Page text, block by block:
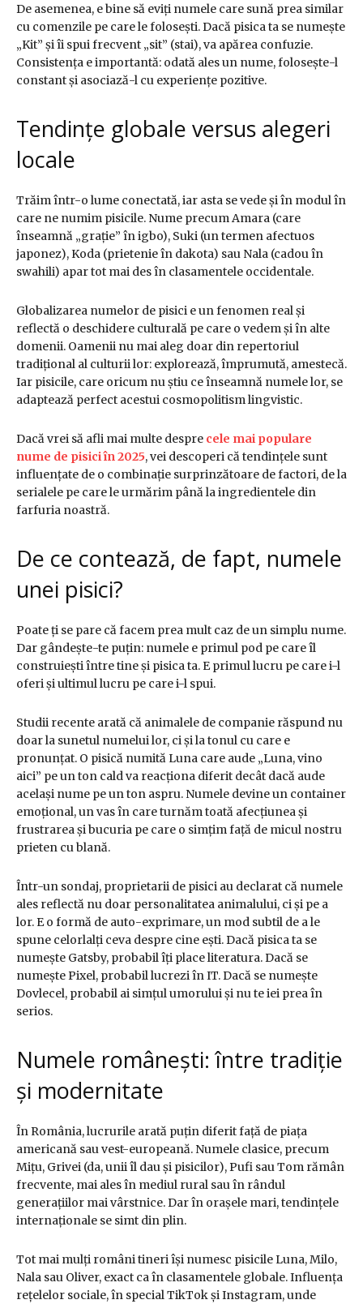
De asemenea, e bine să eviți numele care sună prea similar
cu comenzile pe care le folosești. Dacă pisica ta se numește
„Kit” și îi spui frecvent „sit” (stai), va apărea confuzie.
Consistența e importantă: odată ales un nume, folosește-l
constant și asociază-l cu experiențe pozitive.
Tendințe globale versus alegeri
locale
Trăim într-o lume conectată, iar asta se vede și în modul în
care ne numim pisicile. Nume precum Amara (care
înseamnă „grație” în igbo), Suki (un termen afectuos
japonez), Koda (prietenie în dakota) sau Nala (cadou în
swahili) apar tot mai des în clasamentele occidentale.
Globalizarea numelor de pisici e un fenomen real și
reflectă o deschidere culturală pe care o vedem și în alte
domenii. Oamenii nu mai aleg doar din repertoriul
tradițional al culturii lor: explorează, împrumută, amestecă.
Iar pisicile, care oricum nu știu ce înseamnă numele lor, se
adaptează perfect acestui cosmopolitism lingvistic.
Dacă vrei să afli mai multe despre cele mai populare
nume de pisici în 2025, vei descoperi că tendințele sunt
influențate de o combinație surprinzătoare de factori, de la
serialele pe care le urmărim până la ingredientele din
farfuria noastră.
De ce contează, de fapt, numele
unei pisici?
Poate ți se pare că facem prea mult caz de un simplu nume.
Dar gândește-te puțin: numele e primul pod pe care îl
construiești între tine și pisica ta. E primul lucru pe care i-l
oferi și ultimul lucru pe care i-l spui.
Studii recente arată că animalele de companie răspund nu
doar la sunetul numelui lor, ci și la tonul cu care e
pronunțat. O pisică numită Luna care aude „Luna, vino
aici” pe un ton cald va reacționa diferit decât dacă aude
același nume pe un ton aspru. Numele devine un container
emoțional, un vas în care turnăm toată afecțiunea și
frustrarea și bucuria pe care o simțim față de micul nostru
prieten cu blană.
Într-un sondaj, proprietarii de pisici au declarat că numele
ales reflectă nu doar personalitatea animalului, ci și pe a
lor. E o formă de auto-exprimare, un mod subtil de a le
spune celorlalți ceva despre cine ești. Dacă pisica ta se
numește Gatsby, probabil îți place literatura. Dacă se
numește Pixel, probabil lucrezi în IT. Dacă se numește
Dovlecel, probabil ai simțul umorului și nu te iei prea în
serios.
Numele românești: între tradiție
și modernitate
În România, lucrurile arată puțin diferit față de piața
americană sau vest-europeană. Numele clasice, precum
Mițu, Grivei (da, unii îl dau și pisicilor), Pufi sau Tom rămân
frecvente, mai ales în mediul rural sau în rândul
generațiilor mai vârstnice. Dar în orașele mari, tendințele
internaționale se simt din plin.
Tot mai mulți români tineri își numesc pisicile Luna, Milo,
Nala sau Oliver, exact ca în clasamentele globale. Influența
rețelelor sociale, în special TikTok și Instagram, unde